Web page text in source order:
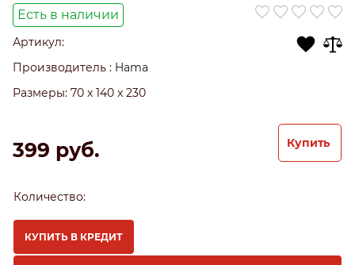
Есть в наличии
Артикул:
Производитель : Hama
Размеры: 70 x 140 x 230
399 руб. Купить
Количество:
КУПИТЬ В КРЕДИТ